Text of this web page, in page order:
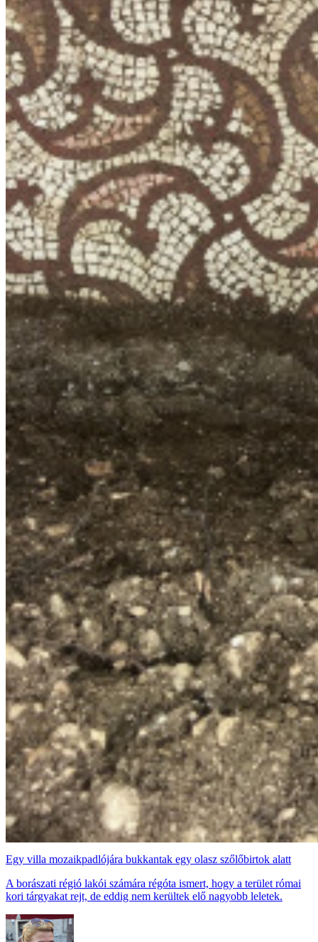
Egy villa mozaikpadlójára bukkantak egy olasz szőlőbirtok alatt
A borászati régió lakói számára régóta ismert, hogy a terület római
kori tárgyakat rejt, de eddig nem kerültek elő nagyobb leletek.